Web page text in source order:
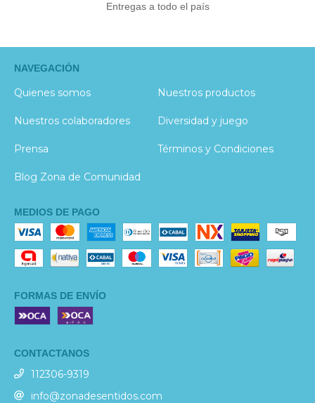
Entregas a todo el país
NAVEGACIÓN
Quienes somos Nuestros productos
Nuestros colaboradores Diversidad y juego
Prensa Términos y Condiciones
Blog Zona de Comunidad
MEDIOS DE PAGO
FORMAS DE ENVÍO
CONTACTANOS
112306-9319
info@zonadesentidos.com